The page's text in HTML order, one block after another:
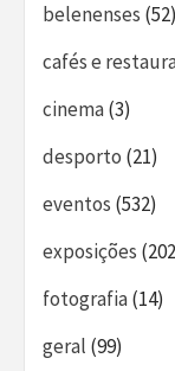
belenenses (52)
cafés e
cinema(3)
desporto (21)
eventos (532)
exposições
fotografia(14)
geral (99)